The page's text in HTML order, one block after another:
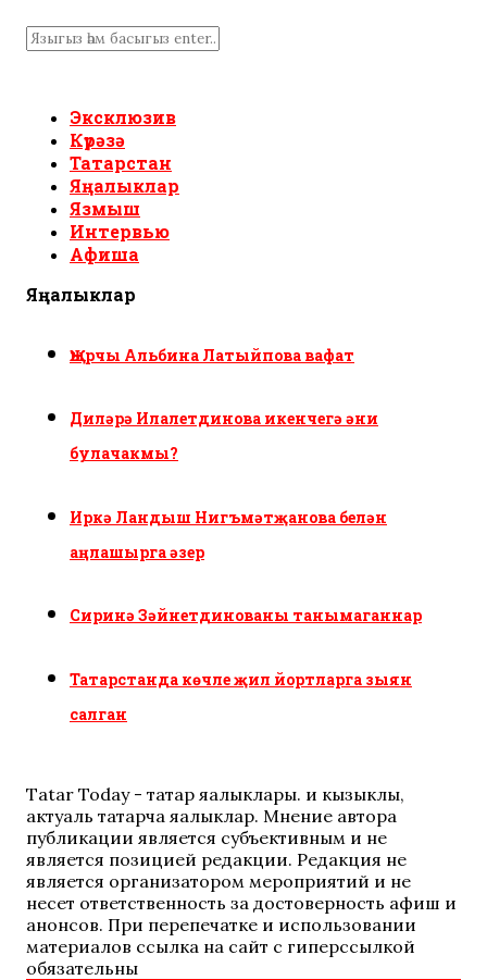
Эксклюзив
Күрәзә
Татарстан
Яңалыклар
Язмыш
Интервью
Афиша
Яңалыклар
Җырчы Альбина Латыйпова вафат
Диләрә Илалетдинова икенчегә әни
булачакмы?
Иркә Ландыш Нигъмәтҗанова белән
аңлашырга әзер
Сиринә Зәйнетдинованы танымаганнар
Татарстанда көчле җил йортларга зыян
салган
Tatar Today - татар яңалыклары. иң кызыклы,
актуаль татарча яңалыклар. Мнение автора
публикации является субъективным и не
является позицией редакции. Редакция не
является организатором мероприятий и не
несет ответственность за достоверность афиш и
анонсов. При перепечатке и использовании
материалов ссылка на сайт с гиперссылкой
обязательны